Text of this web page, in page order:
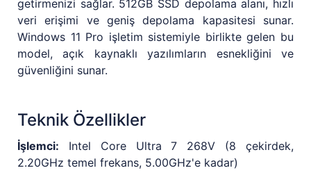
getirmenizi sağlar. 512GB SSD depolama alanı, hızlı
veri erişimi ve geniş depolama kapasitesi sunar.
Windows 11 Pro işletim sistemiyle birlikte gelen bu
model, açık kaynaklı yazılımların esnekliğini ve
güvenliğini sunar.
Teknik Özellikler
İşlemci: Intel Core Ultra 7 268V (8 çekirdek,
2.20GHz temel frekans, 5.00GHz'e kadar)